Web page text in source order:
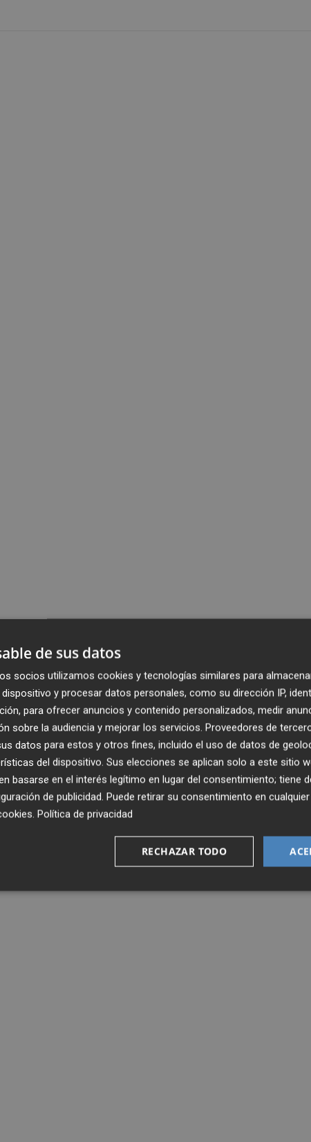
de sus datos
socios utilizamos cookies y tecnologías similares para
y procesar datos personales, como su dirección IP,
para ofrecer anuncios y contenido personalizados, medir
sobre la audiencia y mejorar los servicios. Proveedores de
datos para estos y otros fines, incluido el uso de datos de
del dispositivo. Sus elecciones se aplican solo a este sitio
basarse en el interés legítimo en lugar del consentimiento; tiene
de publicidad. Puede retirar su consentimiento en
. Política de privacidad
RECHAZAR TODO